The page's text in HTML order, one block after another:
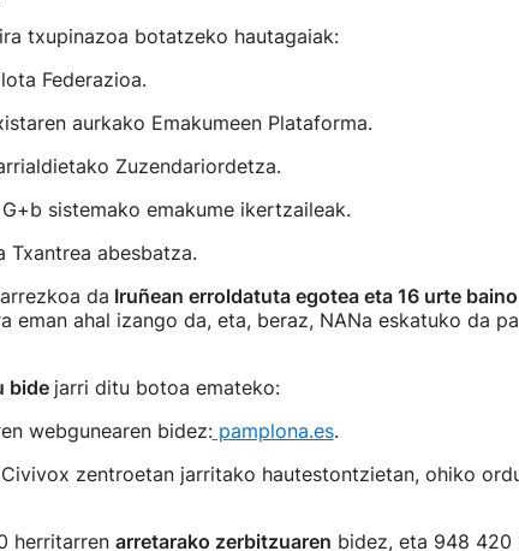
txupinazoa botatzeko hautagaiak:
Federazioa.
aurkako Emakumeen Plataforma.
Zuzendariordetza.
sistemako emakume ikertzaileak.
Txantrea abesbatza.
da Iruñean erroldatuta egotea eta 16 urte
eman ahal izango da, eta, beraz, NANa eskatuko da
bide jarri ditu botoa emateko:
webgunearen bidez:pamplona.es.
zentroetan jarritako hautestontzietan, ohiko
herritarren arretarako zerbitzuaren bidez, eta 948 420